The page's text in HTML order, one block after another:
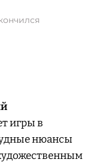
игры в
нюансы